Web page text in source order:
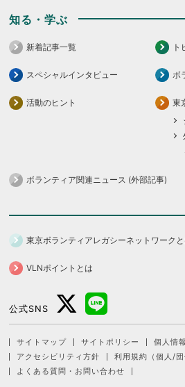
知る・学ぶ
新着記事一覧 ト
スペシャルインタビュー ボ
活動のヒント
東
ボランティア関連ニュース (外部記事)
東京ボランティアレガシーネットワーク
VLNポイントとは
公式SNS
サイトマップ サイトポリシー
個人情
アクセシビリティ方針
利用規約（個人/団
よくある質問・お問い合わせ